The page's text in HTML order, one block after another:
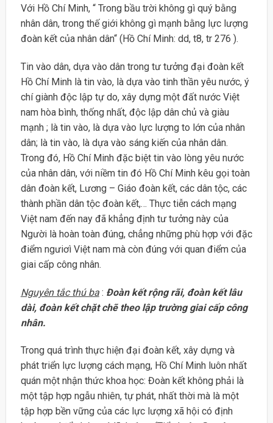
Với Hồ Chí Minh, “ Trong bầu trời không gì quý bằng
nhân dân, trong thế giới không gì mạnh bằng lực lượng
đoàn kết của nhân dân“ (Hồ Chí Minh: dd, t8, tr 276 ).
Tin vào dân, dựa vào dân trong tư tưởng đại đoàn kết
Hồ Chí Minh là tin vào, là dựa vào tinh thần yêu nước, ý
chí giành độc lập tự do, xây dựng một đất nước Việt
nam hòa bình, thống nhất, độc lập dân chủ và giàu
mạnh ; là tin vào, là dựa vào lực lượng to lớn của nhân
dân; là tin vào, là dựa vào sáng kiến của nhân dân.
Trong đó, Hồ Chí Minh đặc biệt tin vào lòng yêu nước
của nhân dân, với niềm tin đó Hồ Chí Minh kêu gọi toàn
dân đoàn kết, Lương – Giáo đoàn kết, các dân tộc, các
thành phần dân tộc đoàn kết,… Thực tiễn cách mạng
Việt nam đến nay đã khẳng định tư tưởng này của
Người là hoàn toàn đúng, chẳng những phù hợp với đặc
điểm ngưiơì Việt nam mà còn đúng với quan điểm của
giai cấp công nhân.
Nguyên tắc thú ba: Đoàn kết rộng rãi, đoàn kết lâu
dài, đoàn kết chặt chẽ theo lập trường giai cấp công
nhân.
Trong quá trình thực hiện đại đoàn kết, xây dựng và
phát triển lực lượng cách mạng, Hồ Chí Minh luôn nhất
quán một nhận thức khoa học: Đoàn kết không phải là
một tập hợp ngẫu nhiên, tự phát, nhất thời mà là một
tập hợp bền vững của các lực lượng xã hội có định